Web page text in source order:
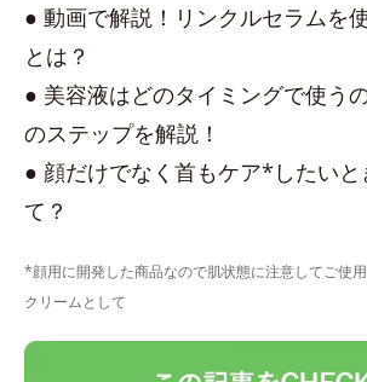
● 動画で解説！リンクルセラムを
とは？
● 美容液はどのタイミングで使う
のステップを解説！
● 顔だけでなく首もケア*したいと
て？
*顔用に開発した商品なので肌状態に注意してご使
クリームとして